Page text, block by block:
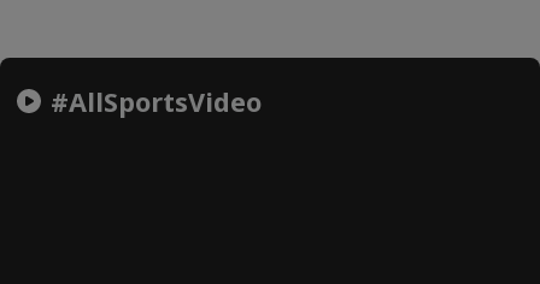
#AllSportsVideo